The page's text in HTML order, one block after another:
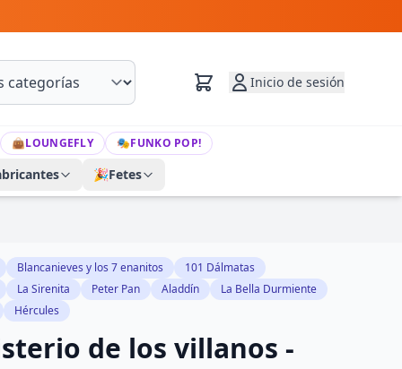
Inicio de sesión
👜LOUNGEFLY 🎭FUNKO POP!
🎉Fetes
Blancanieves y los 7 enanitos
101 Dálmatas
La Sirenita Peter Pan Aladdín
La Bella Durmiente
Hércules
de los villanos -